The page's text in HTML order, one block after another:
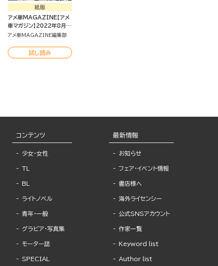
紙版
アメ車MAGAZINE【アメ
車マガジン】2022年8月号
[雑誌]
アメ車MAGAZINE編集部
試し読み
コンテンツ
少女・女性
TL
BL
ライトノベル
青年・一般
グラビア・写真集
モーター誌
SPECIAL
最新情報
お知らせ
フェア・イベント情報
書店様へ
海外ライセンシー
公式SNSアカウント
作家一覧
Keyword list
Author list